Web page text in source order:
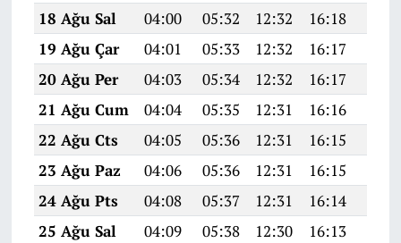
18 Ağu Sal
04:00 05:32 12:32 16:18
19 Ağu Çar
04:01 05:33 12:32 16:17
20 Ağu Per
04:03 05:34 12:32 16:17
21 Ağu Cum
04:04 05:35 12:31 16:16
22 Ağu Cts
04:05 05:36 12:31 16:15
23 Ağu Paz
04:06 05:36 12:31 16:15
24 Ağu Pts
04:08 05:37 12:31 16:14
25 Ağu Sal
04:09 05:38 12:30 16:13